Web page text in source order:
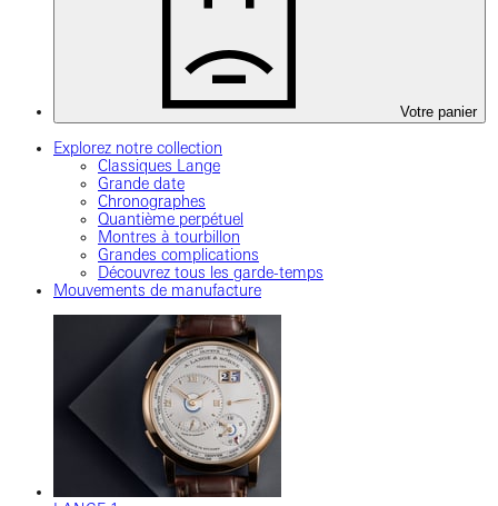
Votre panier
Explorez notre collection
Classiques Lange
Grande date
Chronographes
Quantième perpétuel
Montres à tourbillon
Grandes complications
Découvrez tous les garde-temps
Mouvements de manufacture